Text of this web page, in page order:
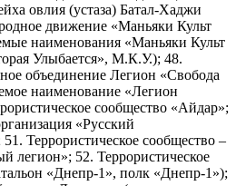
овлия (устаза) Батал-Хаджи
движение «Маньяки Культ
наименования «Маньяки Культ
Улыбается», М.К.У.); 48.
объединение Легион «Свобода
наименование «Легион
сообщество «Айдар»;
«Русский
Террористическое сообщество –
легион»; 52. Террористическое
«Днепр-1», полк «Днепр-1»);